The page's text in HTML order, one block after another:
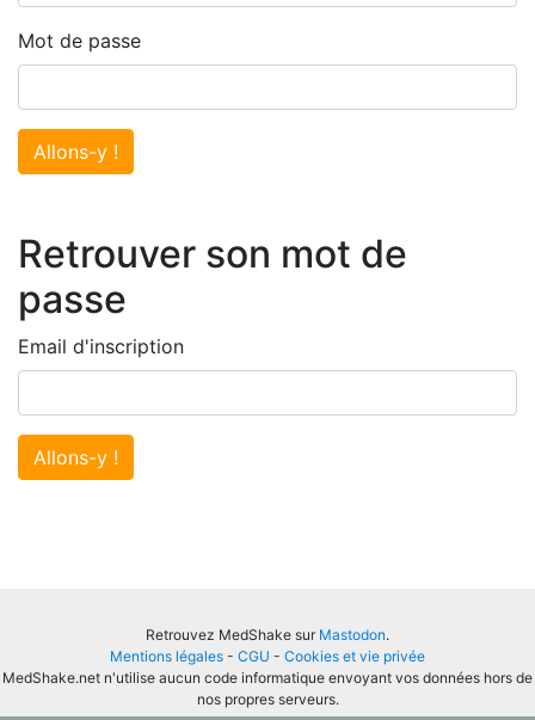
Mot de passe
Allons-y !
Retrouver son mot de
passe
Email d'inscription
Allons-y !
Retrouvez MedShake sur Mastodon.
Mentions légales - CGU - Cookies et vie privée
MedShake.net n'utilise aucun code informatique envoyant vos données hors de
nos propres serveurs.